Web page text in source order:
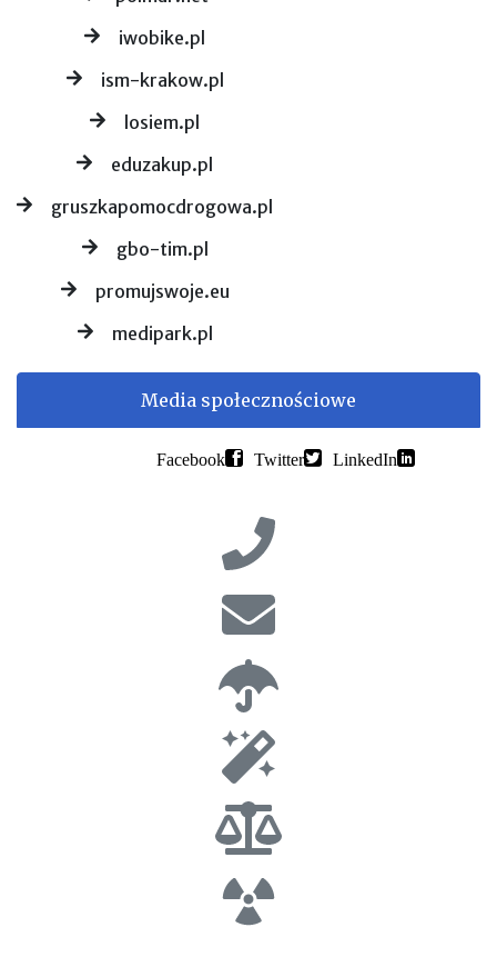
iwobike.pl
ism-krakow.pl
losiem.pl
eduzakup.pl
gruszkapomocdrogowa.pl
gbo-tim.pl
promujswoje.eu
medipark.pl
Media społecznościowe
Facebook Twitter LinkedIn